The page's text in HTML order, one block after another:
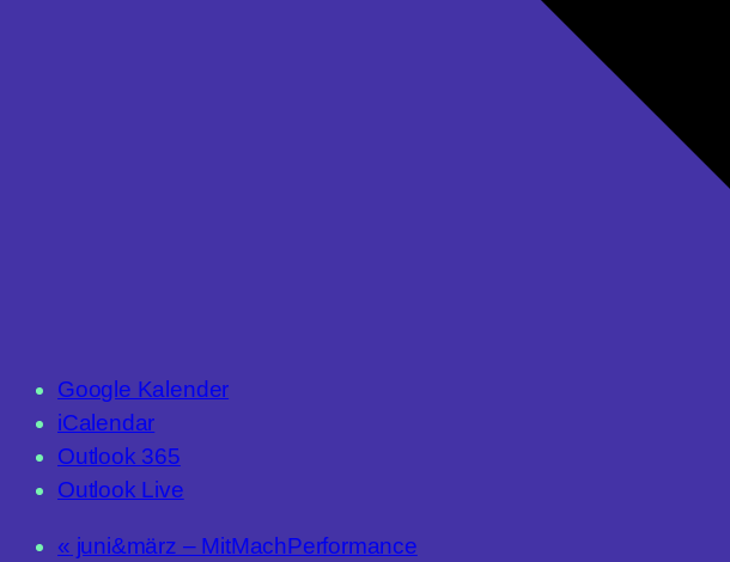
Google Kalender
iCalendar
Outlook 365
Outlook Live
« juni&märz – MitMachPerformance